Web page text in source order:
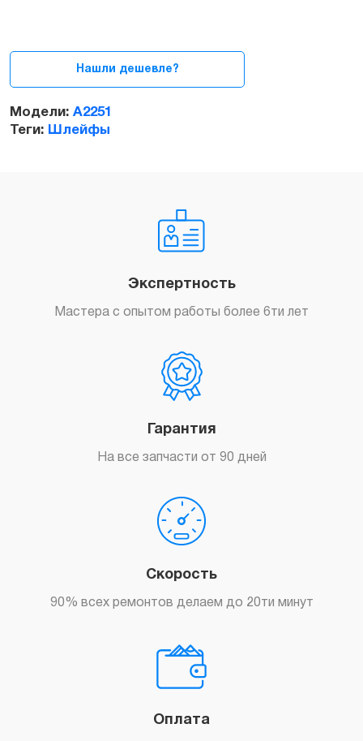
13″
(А2251)
quantity
Нашли дешевле?
Модели: A2251
Теги: Шлейфы
Экспертность
Мастера с опытом работы более 6ти лет
Гарантия
На все запчасти от 90 дней
Скорость
90% всех ремонтов делаем до 20ти минут
Оплата